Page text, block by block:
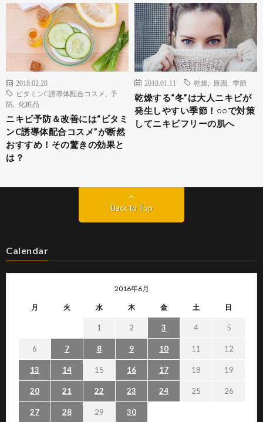
2018.02.28
ビタミンC誘導体配合コスメ
予
防
化粧品
ニキビ予防＆改善には“ビタミ
ンC誘導体配合コスメ”が断然
おすすめ！その驚きの効果と
は？
2018.01.11 乾燥 原因 季節
乾燥する“冬”は大人ニキビが
発生しやすい季節！○○で対策
してニキビフリーの肌へ
Back to Top
Calendar
2016年6月
月 火 水 木 金 土 日
1 2 3 4 5
6 7 8 9 10 11 12
13 14 15 16 17 18 19
20 21 22 23 24 25 26
27 28 29 30